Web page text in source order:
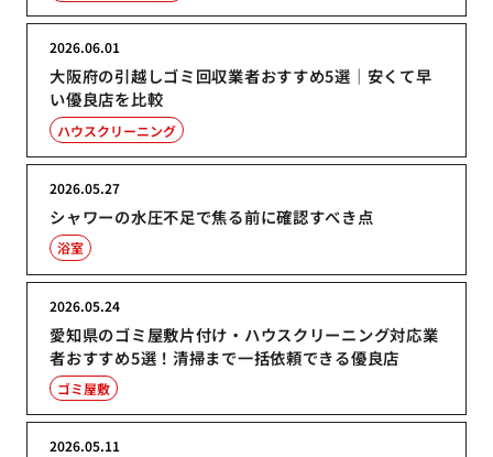
大阪府の引越しゴミ回収業者おすすめ5選｜安くて早
い優良店を比較
2026.06.01
ハウスクリーニング
シャワーの水圧不足で焦る前に確認すべき点
2026.05.27
浴室
愛知県のゴミ屋敷片付け・ハウスクリーニング対応業
者おすすめ5選！清掃まで一括依頼できる優良店
2026.05.24
ゴミ屋敷
2026.05.11